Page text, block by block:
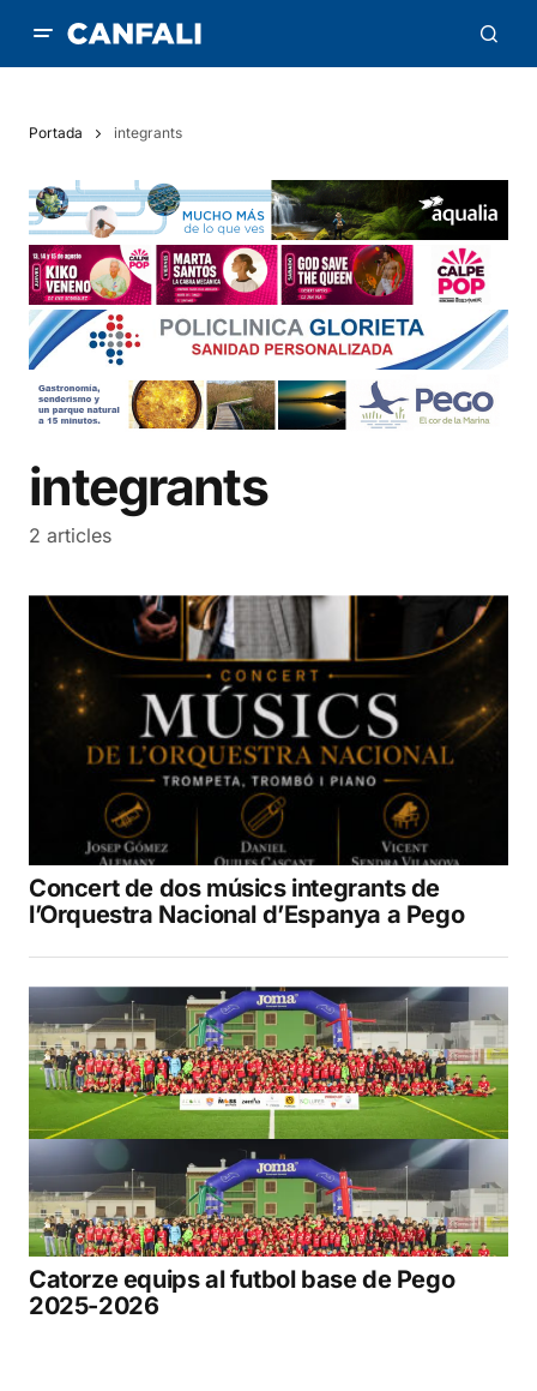
Portada integrants
integrants
2 articles
Concert de dos músics integrants de
l’Orquestra Nacional d’Espanya a Pego
Catorze equips al futbol base de Pego
2025-2026